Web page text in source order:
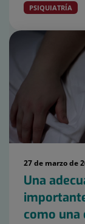
PSIQUIATRÍA
27 de marzo de
Una
como una